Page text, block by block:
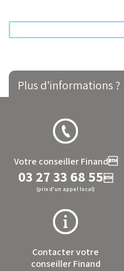
Plus d'informations ?
Votre conseiller Finand
03 27 33 68 55
(prix d’un appel local)
Contacter votre
conseiller Finand